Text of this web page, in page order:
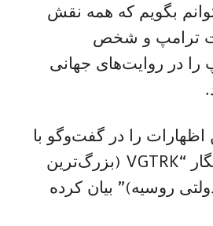
بگویم که همه نقش
ترامپ و شخص
در روایت‌های جهانی
را در گفت‌وگو با
پاول زاروبین، خبرنگار “VGTRK (بزرگ‌ترین
روسیه)” بیان کرده